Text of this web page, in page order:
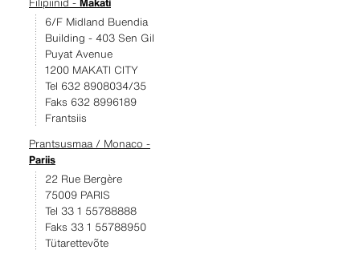
6/F Midland Buendia
Building - 403 Sen Gil
Puyat Avenue
1200 MAKATI CITY
Tel 632 8908034/35
Faks 632 8996189
Frantsiis
Prantsusmaa / Monaco -
Pariis
22 Rue Bergère
75009 PARIS
Tel 33 1 55788888
Faks 33 1 55788950
Tütarettevõte